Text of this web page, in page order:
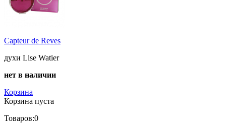
Capteur de Reves
духи Lise Watier
нет в наличии
Корзина
Корзина пуста
Товаров:0